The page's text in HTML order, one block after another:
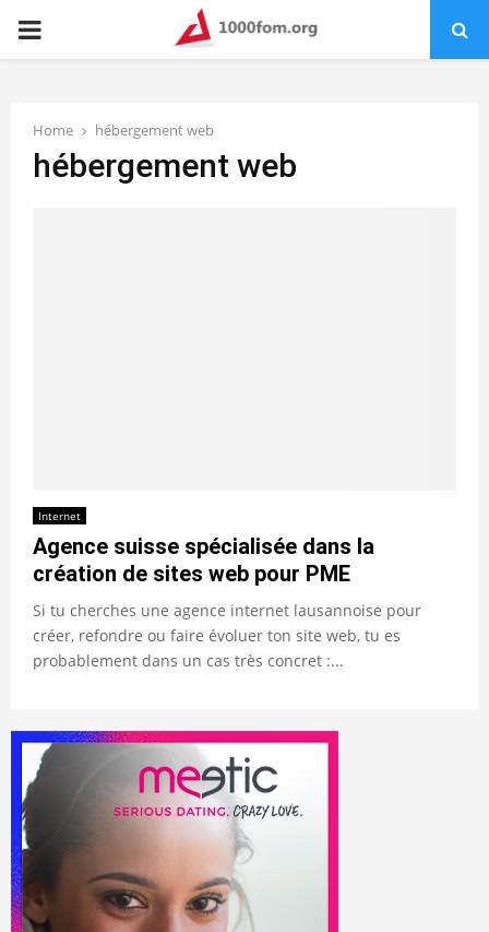
PRIMARY
Home hébergement web
hébergement web
Internet
Agence suisse spécialisée dans la
création de sites web pour PME
Si tu cherches une agence internet lausannoise pour
créer, refondre ou faire évoluer ton site web, tu es
probablement dans un cas très concret :...